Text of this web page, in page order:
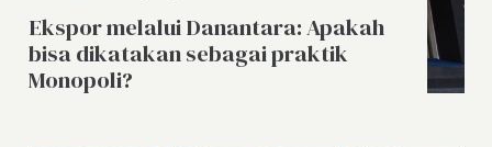
Ekspor melalui Danantara: Apakah
bisa dikatakan sebagai praktik
Monopoli?